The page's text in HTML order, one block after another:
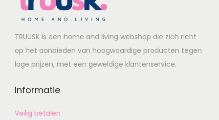
TRUUSK is een home and living webshop die zich richt
op het aanbieden van hoogwaardige producten tegen
lage prijzen, met een geweldige klantenservice.
Informatie
Veilig betalen